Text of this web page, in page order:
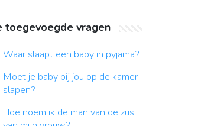
toegevoegde vragen
Waar slaapt een baby in pyjama?
Moet je baby bij jou op de kamer
slapen?
Hoe noem ik de man van de zus